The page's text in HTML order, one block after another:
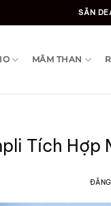
SĂN
MÂM THAN
Tích Hợp